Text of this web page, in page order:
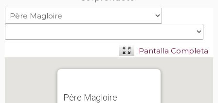
Pantalla Completa
Père Magloire